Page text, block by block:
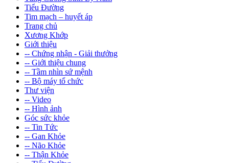
Tiểu Đường
Tim mạch – huyết áp
Trang chủ
Xương Khớp
Giới thiệu
-- Chứng nhận - Giải thưởng
-- Giới thiệu chung
-- Tầm nhìn sứ mệnh
-- Bộ máy tổ chức
Thư viện
-- Video
-- Hình ảnh
Góc sức khỏe
-- Tin Tức
-- Gan Khỏe
-- Não Khỏe
-- Thận Khỏe